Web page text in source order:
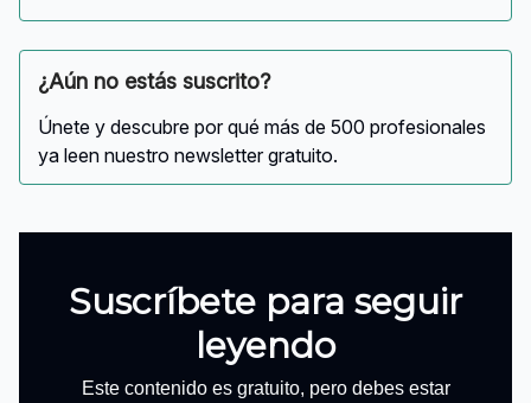
¿Aún no estás suscrito?
Únete y descubre por qué más de 500 profesionales
ya leen nuestro newsletter gratuito.
Suscríbete para seguir
leyendo
Este contenido es gratuito, pero debes estar